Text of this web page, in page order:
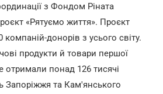
з Фондом Ріната
«Рятуємо життя». Проєкт
донорів з усього світу.
продукти й товари першої
понад 126 тисячі
Запоріжжя та Кам'янського